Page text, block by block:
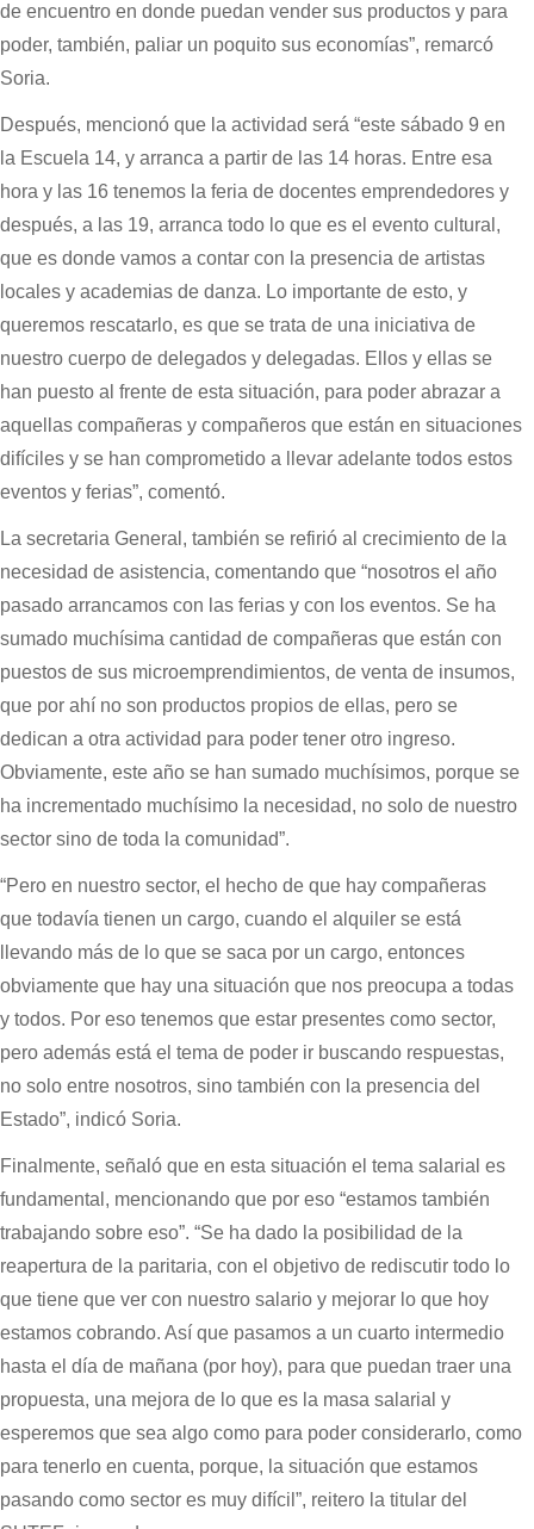
de encuentro en donde puedan vender sus productos y para
poder, también, paliar un poquito sus economías”, remarcó
Soria.
Después, mencionó que la actividad será “este sábado 9 en
la Escuela 14, y arranca a partir de las 14 horas. Entre esa
hora y las 16 tenemos la feria de docentes emprendedores y
después, a las 19, arranca todo lo que es el evento cultural,
que es donde vamos a contar con la presencia de artistas
locales y academias de danza. Lo importante de esto, y
queremos rescatarlo, es que se trata de una iniciativa de
nuestro cuerpo de delegados y delegadas. Ellos y ellas se
han puesto al frente de esta situación, para poder abrazar a
aquellas compañeras y compañeros que están en situaciones
difíciles y se han comprometido a llevar adelante todos estos
eventos y ferias”, comentó.
La secretaria General, también se refirió al crecimiento de la
necesidad de asistencia, comentando que “nosotros el año
pasado arrancamos con las ferias y con los eventos. Se ha
sumado muchísima cantidad de compañeras que están con
puestos de sus microemprendimientos, de venta de insumos,
que por ahí no son productos propios de ellas, pero se
dedican a otra actividad para poder tener otro ingreso.
Obviamente, este año se han sumado muchísimos, porque se
ha incrementado muchísimo la necesidad, no solo de nuestro
sector sino de toda la comunidad”.
“Pero en nuestro sector, el hecho de que hay compañeras
que todavía tienen un cargo, cuando el alquiler se está
llevando más de lo que se saca por un cargo, entonces
obviamente que hay una situación que nos preocupa a todas
y todos. Por eso tenemos que estar presentes como sector,
pero además está el tema de poder ir buscando respuestas,
no solo entre nosotros, sino también con la presencia del
Estado”, indicó Soria.
Finalmente, señaló que en esta situación el tema salarial es
fundamental, mencionando que por eso “estamos también
trabajando sobre eso”. “Se ha dado la posibilidad de la
reapertura de la paritaria, con el objetivo de rediscutir todo lo
que tiene que ver con nuestro salario y mejorar lo que hoy
estamos cobrando. Así que pasamos a un cuarto intermedio
hasta el día de mañana (por hoy), para que puedan traer una
propuesta, una mejora de lo que es la masa salarial y
esperemos que sea algo como para poder considerarlo, como
para tenerlo en cuenta, porque, la situación que estamos
pasando como sector es muy difícil”, reitero la titular del